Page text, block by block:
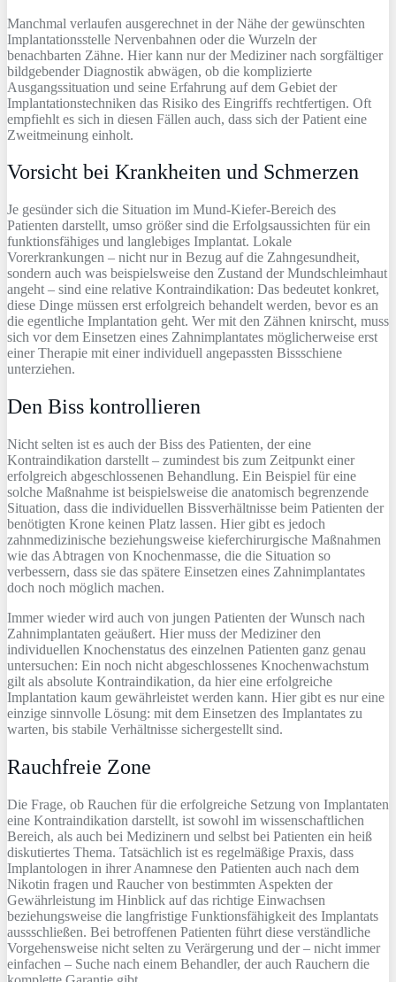
Manchmal verlaufen ausgerechnet in der Nähe der gewünschten
Implantationsstelle Nervenbahnen oder die Wurzeln der
benachbarten Zähne. Hier kann nur der Mediziner nach sorgfältiger
bildgebender Diagnostik abwägen, ob die komplizierte
Ausgangssituation und seine Erfahrung auf dem Gebiet der
Implantationstechniken das Risiko des Eingriffs rechtfertigen. Oft
empfiehlt es sich in diesen Fällen auch, dass sich der Patient eine
Zweitmeinung einholt.
Vorsicht bei Krankheiten und Schmerzen
Je gesünder sich die Situation im Mund-Kiefer-Bereich des
Patienten darstellt, umso größer sind die Erfolgsaussichten für ein
funktionsfähiges und langlebiges Implantat. Lokale
Vorerkrankungen – nicht nur in Bezug auf die Zahngesundheit,
sondern auch was beispielsweise den Zustand der Mundschleimhaut
angeht – sind eine relative Kontraindikation: Das bedeutet konkret,
diese Dinge müssen erst erfolgreich behandelt werden, bevor es an
die egentliche Implantation geht. Wer mit den Zähnen knirscht, muss
sich vor dem Einsetzen eines Zahnimplantates möglicherweise erst
einer Therapie mit einer individuell angepassten Bissschiene
unterziehen.
Den Biss kontrollieren
Nicht selten ist es auch der Biss des Patienten, der eine
Kontraindikation darstellt – zumindest bis zum Zeitpunkt einer
erfolgreich abgeschlossenen Behandlung. Ein Beispiel für eine
solche Maßnahme ist beispielsweise die anatomisch begrenzende
Situation, dass die individuellen Bissverhältnisse beim Patienten der
benötigten Krone keinen Platz lassen. Hier gibt es jedoch
zahnmedizinische beziehungsweise kieferchirurgische Maßnahmen
wie das Abtragen von Knochenmasse, die die Situation so
verbessern, dass sie das spätere Einsetzen eines Zahnimplantates
doch noch möglich machen.
Immer wieder wird auch von jungen Patienten der Wunsch nach
Zahnimplantaten geäußert. Hier muss der Mediziner den
individuellen Knochenstatus des einzelnen Patienten ganz genau
untersuchen: Ein noch nicht abgeschlossenes Knochenwachstum
gilt als absolute Kontraindikation, da hier eine erfolgreiche
Implantation kaum gewährleistet werden kann. Hier gibt es nur eine
einzige sinnvolle Lösung: mit dem Einsetzen des Implantates zu
warten, bis stabile Verhältnisse sichergestellt sind.
Rauchfreie Zone
Die Frage, ob Rauchen für die erfolgreiche Setzung von Implantaten
eine Kontraindikation darstellt, ist sowohl im wissenschaftlichen
Bereich, als auch bei Medizinern und selbst bei Patienten ein heiß
diskutiertes Thema. Tatsächlich ist es regelmäßige Praxis, dass
Implantologen in ihrer Anamnese den Patienten auch nach dem
Nikotin fragen und Raucher von bestimmten Aspekten der
Gewährleistung im Hinblick auf das richtige Einwachsen
beziehungsweise die langfristige Funktionsfähigkeit des Implantats
aussschließen. Bei betroffenen Patienten führt diese verständliche
Vorgehensweise nicht selten zu Verärgerung und der – nicht immer
einfachen – Suche nach einem Behandler, der auch Rauchern die